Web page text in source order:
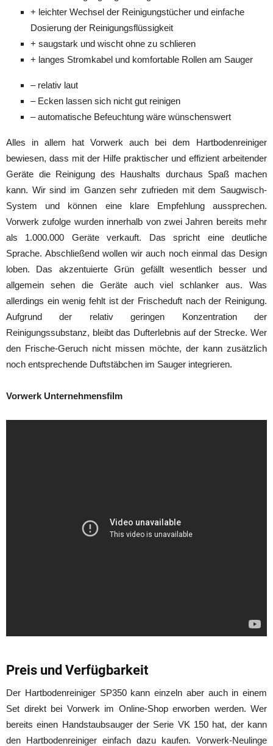
+ leichter Wechsel der Reinigungstücher und einfache
Dosierung der Reinigungsflüssigkeit
+ saugstark und wischt ohne zu schlieren
+ langes Stromkabel und komfortable Rollen am Sauger
– relativ laut
– Ecken lassen sich nicht gut reinigen
– automatische Befeuchtung wäre wünschenswert
Alles in allem hat Vorwerk auch bei dem Hartbodenreiniger
bewiesen, dass mit der Hilfe praktischer und effizient arbeitender
Geräte die Reinigung des Haushalts durchaus Spaß machen
kann. Wir sind im Ganzen sehr zufrieden mit dem Saugwisch-
System und können eine klare Empfehlung aussprechen.
Vorwerk zufolge wurden innerhalb von zwei Jahren bereits mehr
als 1.000.000 Geräte verkauft. Das spricht eine deutliche
Sprache. Abschließend wollen wir auch noch einmal das Design
loben. Das akzentuierte Grün gefällt wesentlich besser und
allgemein sehen die Geräte auch viel schlanker aus. Was
allerdings ein wenig fehlt ist der Frischeduft nach der Reinigung.
Aufgrund der relativ geringen Konzentration der
Reinigungssubstanz, bleibt das Dufterlebnis auf der Strecke. Wer
den Frische-Geruch nicht missen möchte, der kann zusätzlich
noch entsprechende Duftstäbchen im Sauger integrieren.
Vorwerk Unternehmensfilm
Preis und Verfügbarkeit
Der Hartbodenreiniger SP350 kann einzeln aber auch in einem
Set direkt bei Vorwerk im Online-Shop erworben werden. Wer
bereits einen Handstaubsauger der Serie VK 150 hat, der kann
den Hartbodenreiniger einfach dazu kaufen. Vorwerk-Neulinge